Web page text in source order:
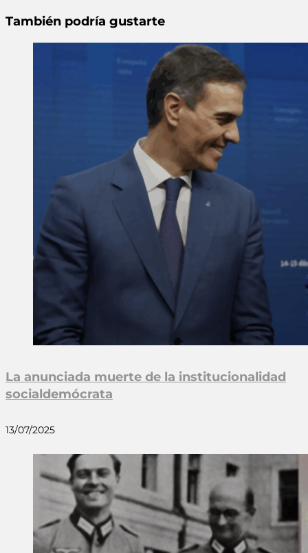
También podría gustarte
La anunciada muerte de la institucionalidad
socialdemócrata
13/07/2025